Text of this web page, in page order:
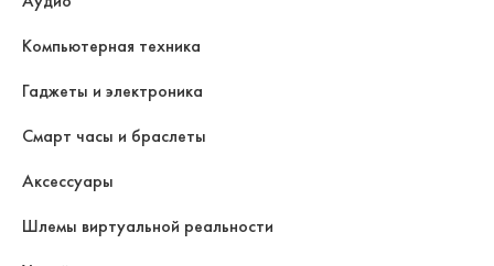
Компьютерная техника
Гаджеты и электроника
Смарт часы и браслеты
Аксессуары
Шлемы виртуальной реальности